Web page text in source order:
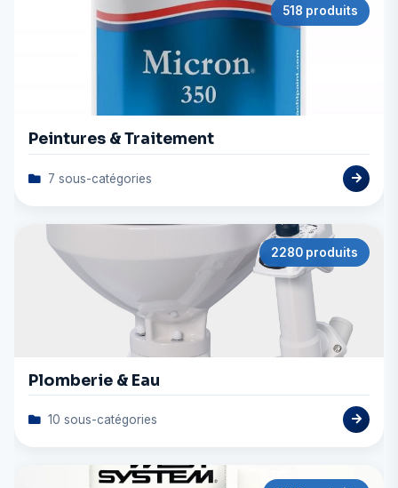
518 produits
Peintures & Traitement
7 sous-catégories
2280 produits
Plomberie & Eau
10 sous-catégories